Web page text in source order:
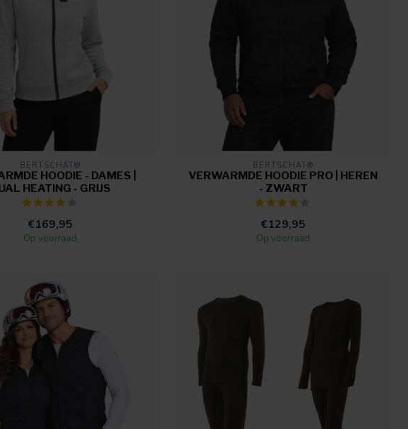
BERTSCHAT®
HOODIE - DAMES |
HEATING - GRIJS
€169,95
Op voorraad
BERTSCHAT®
VERWARMDE HOODIE PRO | HEREN
- ZWART
€129,95
Op voorraad